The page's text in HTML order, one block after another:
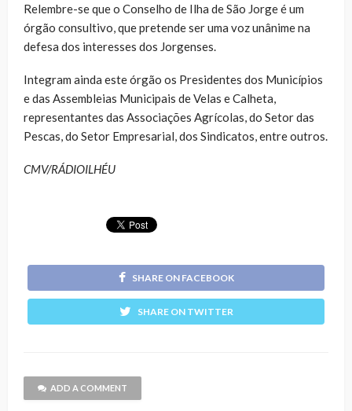
Relembre-se que o Conselho de Ilha de São Jorge é um
órgão consultivo, que pretende ser uma voz unânime na
defesa dos interesses dos Jorgenses.
Integram ainda este órgão os Presidentes dos Municípios
e das Assembleias Municipais de Velas e Calheta,
representantes das Associações Agrícolas, do Setor das
Pescas, do Setor Empresarial, dos Sindicatos, entre outros.
CMV/RÁDIOILHÉU
SHARE ON FACEBOOK
SHARE ON TWITTER
ADD A COMMENT